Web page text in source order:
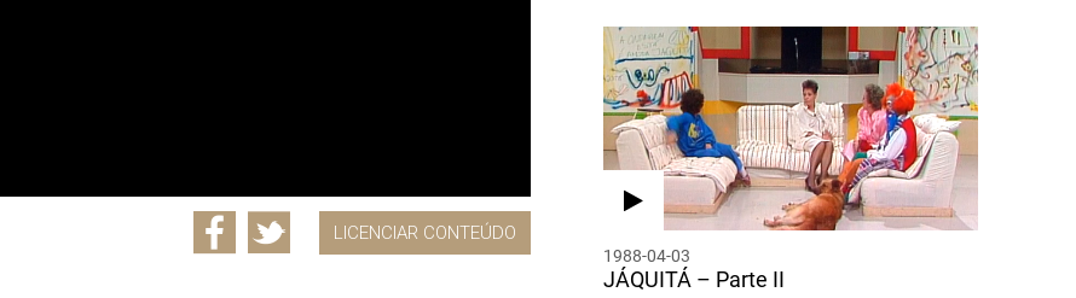
LICENCIAR CONTEÚDO
1988-04-03
JÁQUITÁ – Parte II